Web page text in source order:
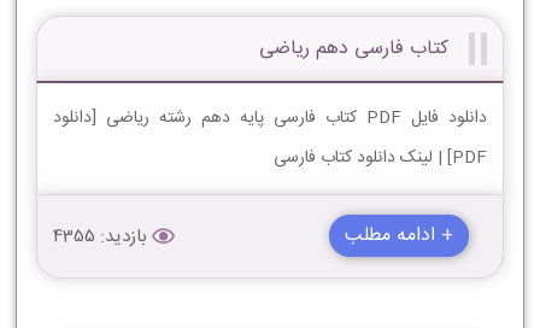
کتاب فارسی دهم ریاضی
دانلود فایل PDF کتاب فارسی پایه دهم رشته ریاضی [دانلود
PDF] | لینک دانلود کتاب فارسی
+ ادامه مطلب بازدید: 4355